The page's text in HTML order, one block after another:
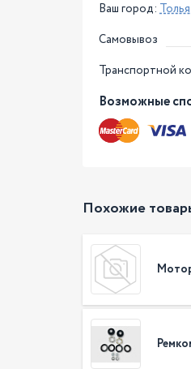
Ваш город:
Самовывоз
Транспортной
Возможные
Похожие